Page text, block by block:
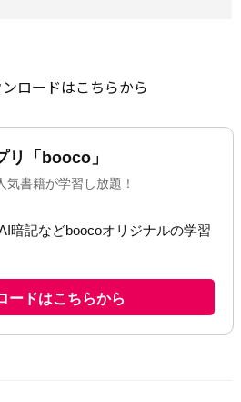
ロードはこちらから